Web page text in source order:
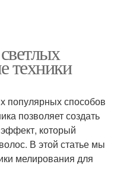
техники
популярных способов
позволяет создать
который
В этой статье мы
мелирования для